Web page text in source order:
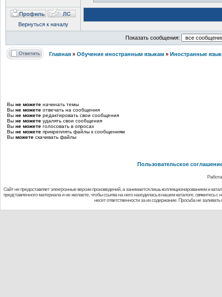
Вернуться к началу
Показать сообщения:
Главная » Обучение иностранным языкам » Иностранные
Вы не можете начинать темы
Вы не можете отвечать на сообщения
Вы не можете редактировать свои сообщения
Вы не можете удалять свои сообщения
Вы не можете голосовать в опросах
Вы не можете прикреплять файлы к сообщениям
Вы можете скачивать файлы
Пользовательское
Сайт не предоставляет электронные версии произведений, а занимается лишь коллекционированием и
представленного материала и не желаете, чтобы ссылка на него находилась в нашем каталоге,
несет ответственности за их содержание. Просьба не